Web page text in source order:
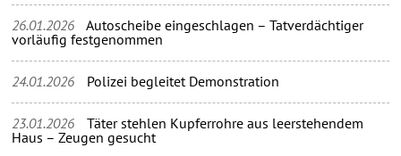
26.01.2026
Autoscheibe eingeschlagen – Tatverdächtiger
vorläufig festgenommen
24.01.2026 Polizei begleitet Demonstration
23.01.2026
Täter stehlen Kupferrohre aus leerstehendem
Haus – Zeugen gesucht